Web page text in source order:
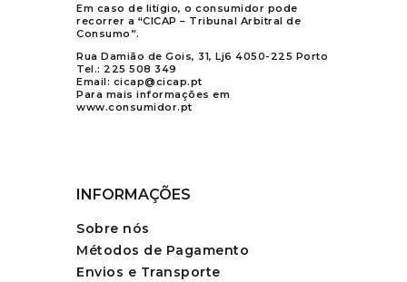
Em caso de litígio, o consumidor pode
recorrer a “CICAP – Tribunal Arbitral de
Consumo”.
Rua Damião de Gois, 31, Lj6 4050-225 Porto
Tel.: 225 508 349
Email: cicap@cicap.pt
Para mais informações em
www.consumidor.pt
INFORMAÇÕES
Sobre nós
Métodos de Pagamento
Envios e Transporte